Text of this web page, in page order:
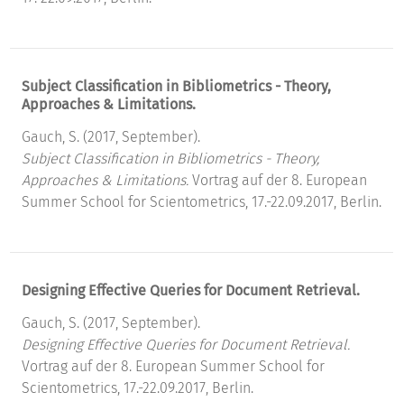
Subject Classification in Bibliometrics - Theory,
Approaches & Limitations.
Gauch, S. (2017, September).
Subject Classification in Bibliometrics - Theory,
Approaches & Limitations. Vortrag auf der 8. European
Summer School for Scientometrics, 17.-22.09.2017, Berlin.
Designing Effective Queries for Document Retrieval.
Gauch, S. (2017, September).
Designing Effective Queries for Document Retrieval.
Vortrag auf der 8. European Summer School for
Scientometrics, 17.-22.09.2017, Berlin.